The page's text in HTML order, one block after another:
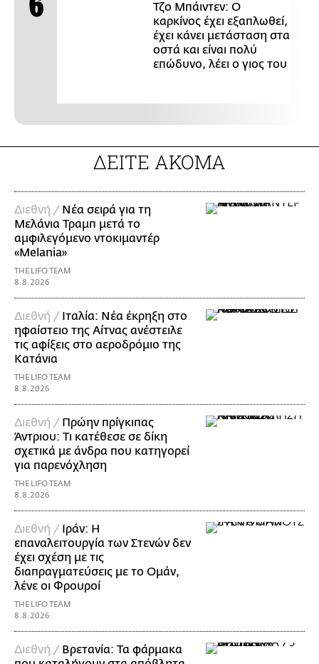
Τζο Μπάιντεν: Ο
καρκίνος έχει εξαπλωθεί,
έχει κάνει μετάσταση στα
οστά και είναι πολύ
επώδυνο, λέει ο γιος του
ΔΕΙΤΕ ΑΚΟΜΑ
Διεθνή / Νέα σειρά για τη
Μελάνια Τραμπ μετά το
αμφιλεγόμενο ντοκιμαντέρ
«Melania»
THE LIFO TEAM
8.8.2026
Διεθνή / Ιταλία: Νέα έκρηξη στο
ηφαίστειο της Αίτνας ανέστειλε
τις αφίξεις στο αεροδρόμιο της
Κατάνια
THE LIFO TEAM
8.8.2026
Διεθνή / Πρώην πρίγκιπας
Άντριου: Τι κατέθεσε σε δίκη
σχετικά με άνδρα που κατηγορεί
για παρενόχληση
THE LIFO TEAM
8.8.2026
Διεθνή / Ιράν: Η
επαναλειτουργία των Στενών δεν
έχει σχέση με τις
διαπραγματεύσεις με το Ομάν,
λένε οι Φρουροί
THE LIFO TEAM
8.8.2026
Διεθνή / Βρετανία: Τα φάρμακα